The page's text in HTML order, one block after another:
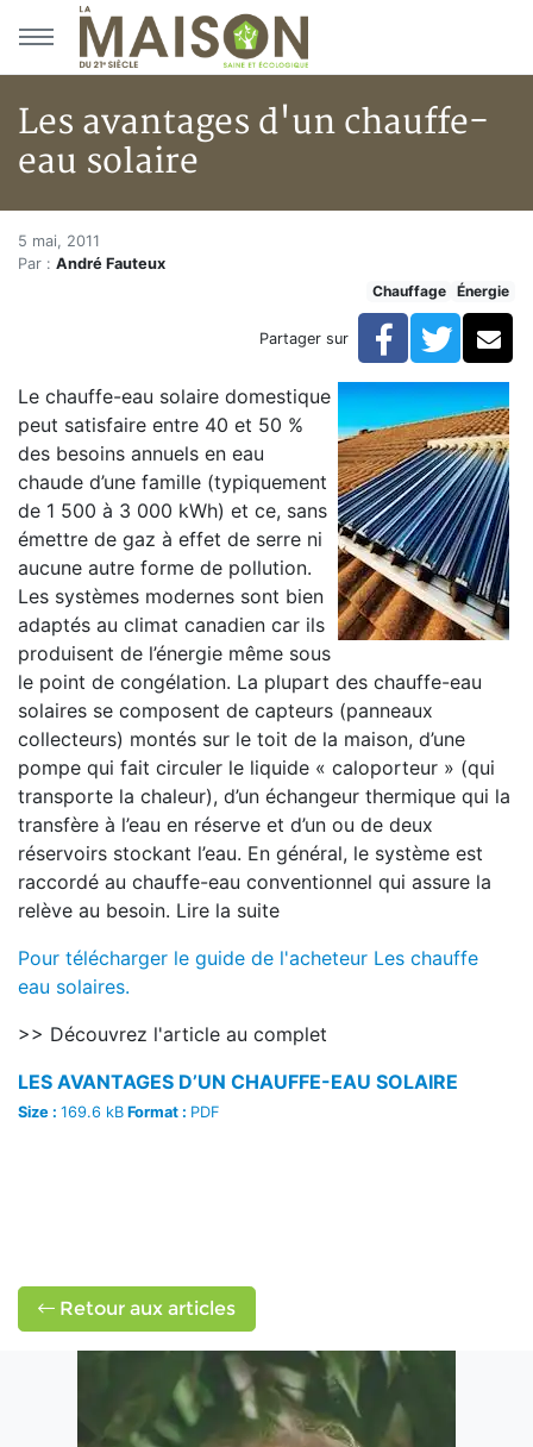
Aller au menu principal
Aller au contenu principal
Les avantages d'un chauffe-
eau solaire
Accueil
Articles
Les avantages d'un chauffe-eau solaire
Les avantages d'un chauffe-
5 mai, 2011
Par : André Fauteux
Chauffage
Énergie
Partager sur Facebook
Le chauffe-eau solaire domestique
peut satisfaire entre 40 et 50 %
des besoins annuels en eau
chaude d’une famille (typiquement
de 1 500 à 3 000 kWh) et ce, sans
émettre de gaz à effet de serre ni
aucune autre forme de pollution.
Les systèmes modernes sont bien
adaptés au climat canadien car ils
produisent de l’énergie même sous
le point de congélation. La plupart des chauffe-eau
solaires se composent de capteurs (panneaux
collecteurs) montés sur le toit de la maison, d’une
pompe qui fait circuler le liquide « caloporteur » (qui
transporte la chaleur), d’un échangeur thermique qui la
transfère à l’eau en réserve et d’un ou de deux
réservoirs stockant l’eau. En général, le système est
raccordé au chauffe-eau conventionnel qui assure la
relève au besoin. Lire la suite
Pour télécharger le guide de l'acheteur Les chauffe
eau solaires.
>> Découvrez l'article au complet
LES AVANTAGES D’UN CHAUFFE-EAU SOLAIRE
Size : 169.6 kB Format : PDF
Retour aux articles